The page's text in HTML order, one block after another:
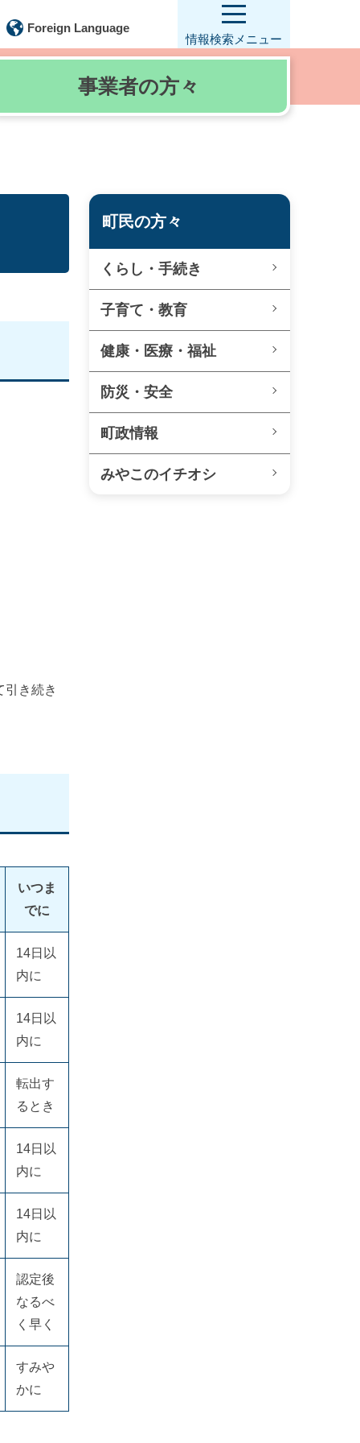
Foreign Language
情報検索 メニュー
事業者の方々
き続き
いつま
でに
14日以
内に
14日以
内に
転出す
るとき
14日以
内に
14日以
内に
認定後
なるべ
く早く
すみや
かに
町民の方々
くらし・手続き
子育て・教育
健康・医療・福祉
防災・安全
町政情報
みやこのイチオシ